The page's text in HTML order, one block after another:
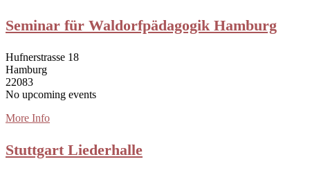
Seminar für Waldorfpädagogik Hamburg
Hufnerstrasse 18
Hamburg
22083
No upcoming events
More Info
Stuttgart Liederhalle